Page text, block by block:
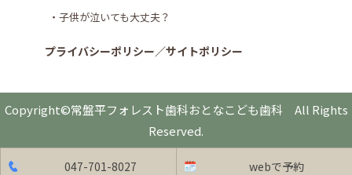
・子供が泣いても大丈夫？
プライバシーポリシー／サイトポリシー
Copyright©常盤平フォレスト歯科おとなこども歯科 All Rights
Reserved.
047-701-8027 webで予約